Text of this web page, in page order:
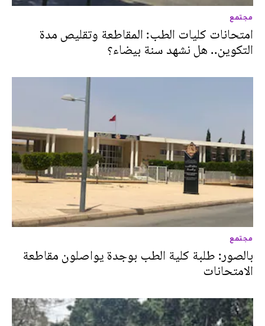
مجتمع
امتحانات كليات الطب: المقاطعة وتقليص مدة
التكوين.. هل نشهد سنة بيضاء؟
مجتمع
بالصور: طلبة كلية الطب بوجدة يواصلون مقاطعة
الامتحانات